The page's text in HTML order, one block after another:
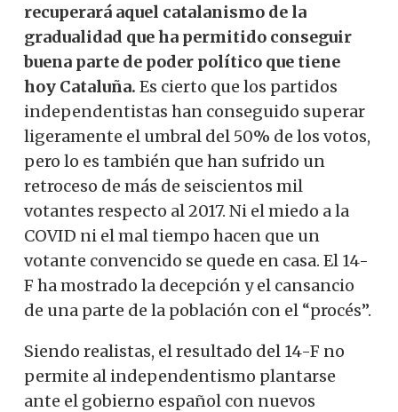
recuperará aquel catalanismo de la
gradualidad que ha permitido conseguir
buena parte de poder político que tiene
hoy Cataluña. Es cierto que los partidos
independentistas han conseguido superar
ligeramente el umbral del 50% de los votos,
pero lo es también que han sufrido un
retroceso de más de seiscientos mil
votantes respecto al 2017. Ni el miedo a la
COVID ni el mal tiempo hacen que un
votante convencido se quede en casa. El 14-
F ha mostrado la decepción y el cansancio
de una parte de la población con el “procés”.
Siendo realistas, el resultado del 14-F no
permite al independentismo plantarse
ante el gobierno español con nuevos